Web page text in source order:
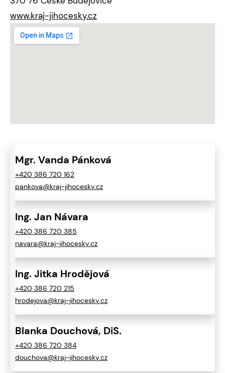
www.kraj-jihocesky.cz
Mgr. Vanda Pánková
+420 386 720 162
pankova@kraj-jihocesky.cz
Ing. Jan Návara
+420 386 720 385
navara@kraj-jihocesky.cz
Ing. Jitka Hrodějová
+420 386 720 215
hrodejova@kraj-jihocesky.cz
Blanka Douchová, DiS.
+420 386 720 384
douchova@kraj-jihocesky.cz